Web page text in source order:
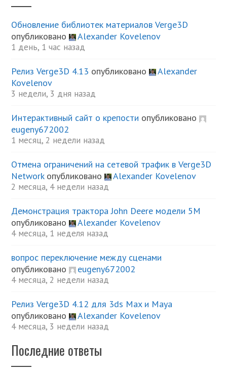
Обновление библиотек материалов Verge3D
опубликовано
Alexander Kovelenov
1 день, 1 час назад
Релиз Verge3D 4.13 опубликовано
Alexander
Kovelenov
3 недели, 3 дня назад
Интерактивный сайт о крепости опубликовано
eugeny672002
1 месяц, 2 недели назад
Отмена ограничений на сетевой трафик в Verge3D
Networkопубликовано Alexander Kovelenov
2 месяца, 4 недели назад
Демонстрация трактора John Deere модели 5М
опубликовано
Alexander Kovelenov
4 месяца, 1 неделя назад
вопрос переключение между сценами
опубликовано
eugeny672002
4 месяца, 2 недели назад
Релиз Verge3D 4.12 для 3ds Max и Maya
опубликовано
Alexander Kovelenov
4 месяца, 3 недели назад
Последние ответы